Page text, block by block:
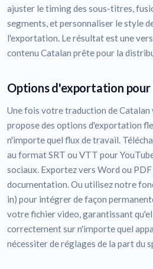
ajuster le timing des sous-titres,
segments, et personnaliser le style
l'exportation. Le résultat est une
contenu Catalan prête pour la
Options d'exportation pour
Une fois votre traduction de Catalan
propose des options d'exportation
n'importe quel flux de travail.
au format SRT ou VTT pour
sociaux. Exportez vers Word ou
documentation. Ou utilisez notre
in) pour intégrer de façon
votre fichier video, garantissant
correctement sur n'importe quel
nécessiter de réglages de la part du